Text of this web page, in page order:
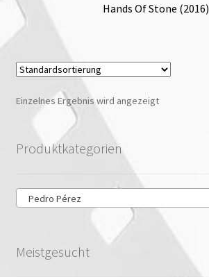
Hands Of Stone (2016)
Einzelnes Ergebnis wird angezeigt
Produktkategorien
Pedro Pérez
Meistgesucht